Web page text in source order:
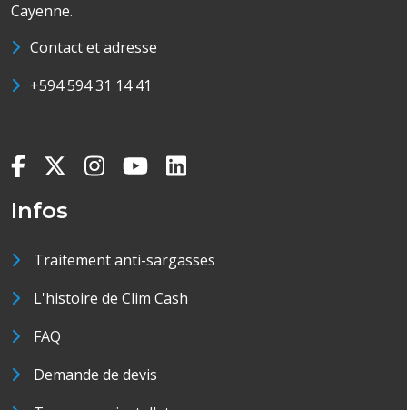
Cayenne.
Contact et adresse
+594 594 31 14 41
Infos
Traitement anti-sargasses
L'histoire de Clim Cash
FAQ
Demande de devis